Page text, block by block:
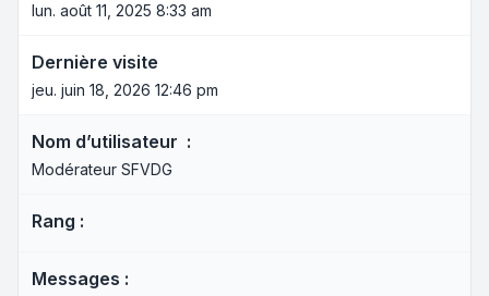
lun. août 11, 2025 8:33 am
Dernière visite
jeu. juin 18, 2026 12:46 pm
Nom d’utilisateur :
Modérateur SFVDG
Rang :
Messages :